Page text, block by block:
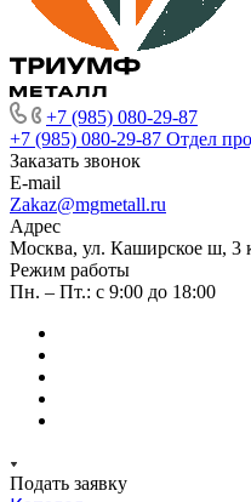
+7 (985) 080-29-87
+7 (985) 080-29-87 Отдел
Заказать звонок
E-mail
Zakaz@mgmetall.ru
Адрес
Москва, ул. Каширское ш, 3
Режим работы
Пн. – Пт.: с 9:00 до 18:00
Подать заявку